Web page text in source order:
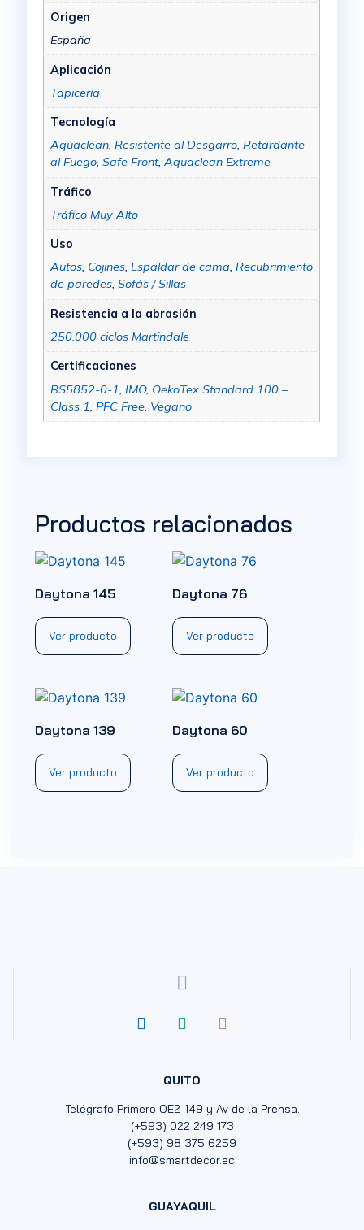
Origen
España
Aplicación
Tapicería
Tecnología
Aquaclean, Resistente al Desgarro, Retardante
al Fuego, Safe Front, Aquaclean Extreme
Tráfico
Tráfico Muy Alto
Uso
Autos, Cojines, Espaldar de cama, Recubrimiento
de paredes, Sofás / Sillas
Resistencia a la abrasión
250.000 ciclos Martindale
Certificaciones
BS5852-0-1, IMO, OekoTex Standard 100 –
Class 1, PFC Free, Vegano
Productos relacionados
Daytona 145
Ver producto
Daytona 76
Ver producto
Daytona 139
Ver producto
Daytona 60
Ver producto
QUITO
Telégrafo Primero OE2-149 y Av de la Prensa.
(+593) 022 249 173
(+593) 98 375 6259
info@smartdecor.ec
GUAYAQUIL